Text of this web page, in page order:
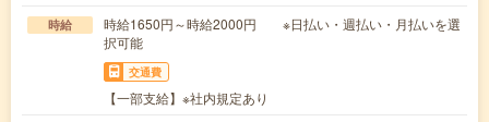
時給
時給1650円～時給2000円 ※日払い・週払い・月払いを選
択可能
交通費
【一部支給】※社内規定あり